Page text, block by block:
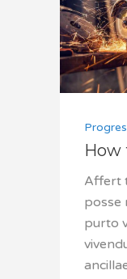
How
Affert
posse
purto